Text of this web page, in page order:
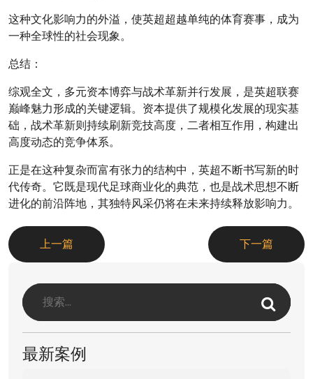
这种文化影响力的外溢，使英超超越单纯的体育赛事，成为
一种全球性的社会现象。
总结：
综观全文，多元资本博弈与战术革新并行发展，是英超联赛
巅峰魅力形成的关键逻辑。资本提供了规模化发展的现实基
础，战术革新则持续刷新竞技高度，二者相互作用，构建出
高度动态的竞争体系。
正是在这种复杂而富有张力的结构中，英超不断书写新的时
代传奇。它既是现代足球商业化的典范，也是战术思想不断
进化的前沿阵地，其独特风采仍将在未来持续释放影响力。
上一篇 下一篇
最新案例